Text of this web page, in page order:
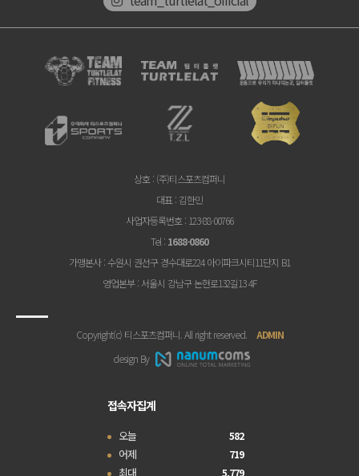
상호 : (주)티스포츠컴퍼니
대표 : 김한민
사업자등록번호 : 123-88-00766
Tel : 1688-0860
가맹본사: 수원시 권선구 경수대로224 아이파크시티11단지 B1
영업본부: 서울시 강남구 논현로132길13 4F
Copyright(c) 티스포츠컴퍼니. All right reserved. ADMIN
design By
접속자집계
오늘 582
어제 719
최대 5,779